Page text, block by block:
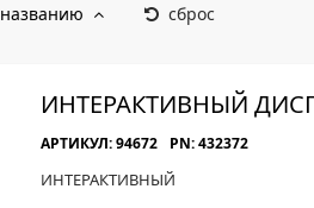
названию сброс
ИНТЕРАКТИВНЫЙ
АРТИКУЛ: 94672 PN: 432372
ИНТЕРАКТИВНЫЙ